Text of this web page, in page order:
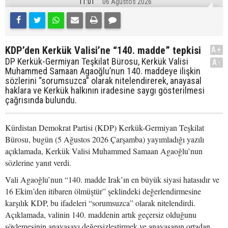
KDP’den Kerkük Valisi’ne “140. madde” tepkisi
DP Kerkük-Germiyan Teşkilat Bürosu, Kerkük Valisi
Muhammed Samaan Agaoğlu’nun 140. maddeye ilişkin
sözlerini “sorumsuzca” olarak nitelendirerek, anayasal
haklara ve Kerkük halkının iradesine saygı gösterilmesi
çağrısında bulundu.
A+
A-
Kürdistan Demokrat Partisi (KDP) Kerkük-Germiyan Teşkilat
Bürosu, bugün (5 Ağustos 2026 Çarşamba) yayımladığı yazılı
açıklamada, Kerkük Valisi Muhammed Samaan Agaoğlu’nun
sözlerine yanıt verdi.
Vali Agaoğlu’nun “140. madde Irak’ın en büyük siyasi hatasıdır ve
16 Ekim’den itibaren ölmüştür” şeklindeki değerlendirmesine
karşılık KDP, bu ifadeleri “sorumsuzca” olarak nitelendirdi.
Açıklamada, valinin 140. maddenin artık geçersiz olduğunu